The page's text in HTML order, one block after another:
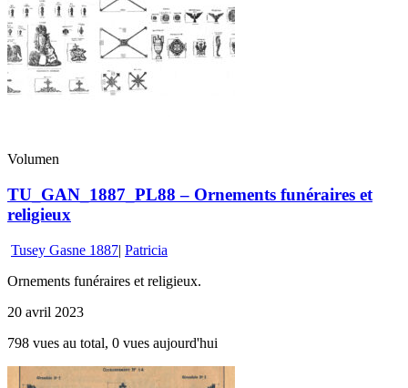
Volumen
TU_GAN_1887_PL88 – Ornements funéraires et
religieux
Tusey Gasne 1887| Patricia
Ornements funéraires et religieux.
20 avril 2023
798 vues au total, 0 vues aujourd'hui